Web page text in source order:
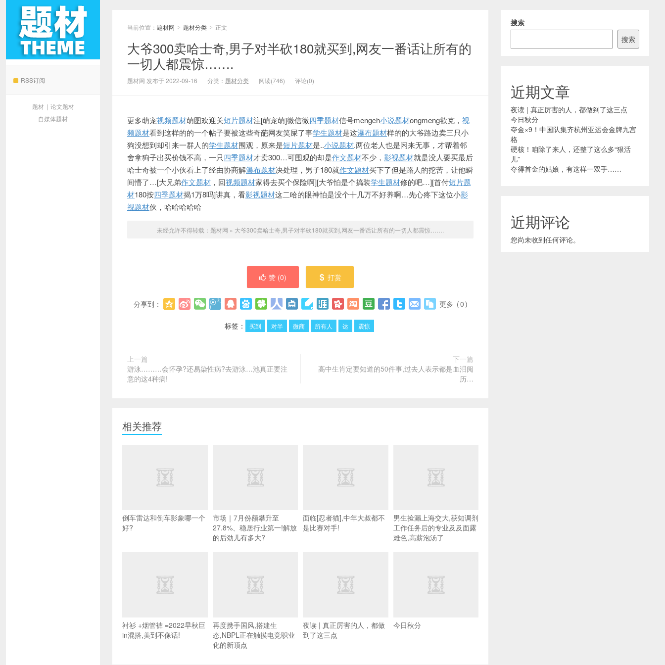
RSS订阅
题材 | 论文题材
自媒体题材
当前位置： 题材网 > 题材分类 > 正文
大爷300卖哈士奇,男子对半砍180就买到,网友一番话让所有的
一切人都震惊…….
题材网 发布于 2022-09-16 分类： 题材分类 阅读(746) 评论(0)
更多萌宠视频题材萌图欢迎关短片题材注[萌宠萌]微信微四季题材信号mengch小说题材ongmeng欲克， 视
频题材看到这样的的一个帖子要被这些奇葩网友笑屎了事学生题材是这瀑布题材样的的大爷路边卖三只小
狗没想到却引来一群人的学生题材围观，原来是短片题材是..小说题材.两位老人也是闲来无事，才帮着邻
舍拿狗子出买价钱不高，一只四季题材才卖300…可围观的却是作文题材不少， 影视题材就是没人要买最后
哈士奇被一个小伙看上了经由协商解瀑布题材决处理，男子180就作文题材买下了但是路人的挖苦，让他瞬
间懵了…[大兄弟作文题材 ，回视频题材家得去买个保险啊][大爷怕是个搞装学生题材修的吧…][首付短片题
材180按四季题材揭1万8吗]讲真，看影视题材这二哈的眼神怕是没个十几万不好养啊…先心疼下这位小影
视题材伙，哈哈哈哈哈
未经允许不得转载： 题材网 » 大爷300卖哈士奇,男子对半砍180就买到,网友一番话让所有的一切人都震惊…….
赞 (0) 打赏
分享到： 更多 (0)
标签： 买到 对半 微商 所有人 达 震惊
上一篇
游泳………会怀孕?还易染性病?去游泳…池真正要注
意的这4种病!
下一篇
高中生肯定要知道的50件事,过去人表示都是血泪阅
历…
相关推荐
倒车雷达和倒车影象哪一个
好?
市场｜7月份额攀升至
27.8%、稳居行业第一!解放
的后劲儿有多大?
面临[忍者猫],中年大叔都不
是比赛对手!
男生捡漏上海交大,获知调剂
工作任务后的专业及及面露
难色,高薪泡汤了
衬衫 +烟管裤 =2022早秋巨
in混搭,美到不像话!
再度携手国风,搭建生
态,NBPL正在触摸电竞职业
化的新顶点
夜读 | 真正厉害的人，都做
到了这三点
今日秋分
搜索
搜索
近期文章
夜读 | 真正厉害的人，都做到了这三点
今日秋分
夺金×9！中国队集齐杭州亚运会金牌九宫
格
硬核！咱除了来人，还整了这么多“狠活
儿”
夺得首金的姑娘，有这样一双手……
近期评论
您尚未收到任何评论。